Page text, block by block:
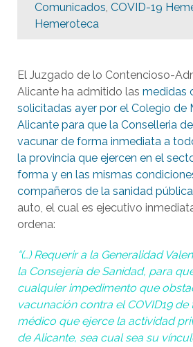
Comunicados, COVID-19
Hemeroteca
El Juzgado de lo Contencioso-
Alicante ha admitido las medidas
solicitadas ayer por el Colegio de
Alicante para que la Conselleria
vacunar de forma inmediata a
la provincia que ejercen en el
forma y en las mismas
compañeros de la sanidad
auto, el cual es ejecutivo
ordena:
“(…) Requerir a la Generalidad
la Consejería de Sanidad, para
cualquier impedimento que
vacunación contra el COVID19
médico que ejerce la actividad
de Alicante, sea cual sea su